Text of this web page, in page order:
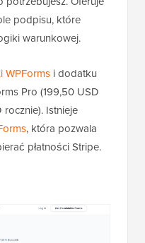
podpisu, które
warunkowej.
WPForms i dodatku
Pro (199,50 USD
Istnieje
, która pozwala
płatności Stripe.